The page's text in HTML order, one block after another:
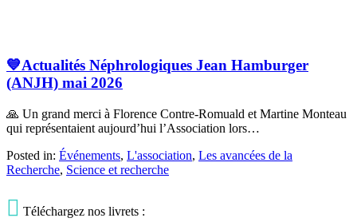
💙Actualités Néphrologiques Jean Hamburger
(ANJH) mai 2026
🙏 Un grand merci à Florence Contre-Romuald et Martine Monteau
qui représentaient aujourd’hui l’Association lors…
Posted in: Événements, L'association, Les avancées de la
Recherche, Science et recherche
 Téléchargez nos livrets :